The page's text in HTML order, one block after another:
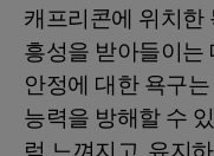
캐프리콘에 위치한
흥성을 받아들이는
안정에 대한 욕구
능력을 방해할 수